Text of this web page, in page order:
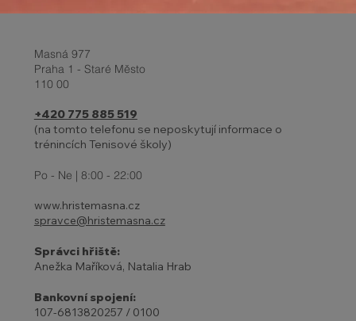
Masná 977
Praha 1 - Staré Město
110 00
+420 775 885 519
(na tomto telefonu se neposkytují informace o
trénincích Tenisové školy)
Po - Ne | 8:00 - 22:00
www.hristemasna.cz
spravce@hristemasna.cz
Správci hřiště:
Anežka Maříková, Natalia Hrab
Bankovní spojení:
107-6813820257 / 0100